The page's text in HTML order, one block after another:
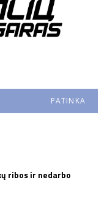
PATINKA
ribos ir nedarbo